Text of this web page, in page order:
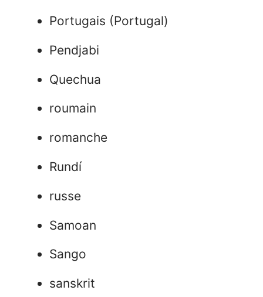
Portugais (Portugal)
Pendjabi
Quechua
roumain
romanche
Rundí
russe
Samoan
Sango
sanskrit